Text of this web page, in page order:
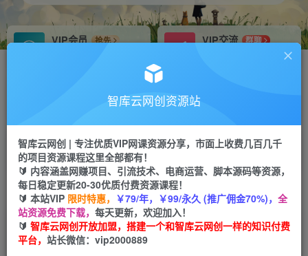
VIP会员
抢先
VIP交流
群聊
研究探讨更多创业项目路子。
会员专属推广链接
网赚网创 项目
365天稳定跟新
APP下载
GO
首页 创业课程 会员免费 正文
价值2980的小红书商单项目暴力起号玩法，一单
收益200-300（可批量放大）
智库云网创资源站
智库云网创 | 专注优质VIP网课资源分享，市面上收费几百几千
的项目资源课程这里全部都有！
🔰 内容涵盖网赚项目、引流技术、电商运营、脚本源码等资源，
每日稳定更新20-30优质付费资源课程！
🔰 本站VIP 限时特惠， ￥79/年，￥99/永久 (推广佣金70%)， 全
站资源免费下载， 每天更新，欢迎加入！
🔰 智库云网创开放加盟，搭建一个和智库云网创一样的知识付费
平台， 站长微信：vip2000889